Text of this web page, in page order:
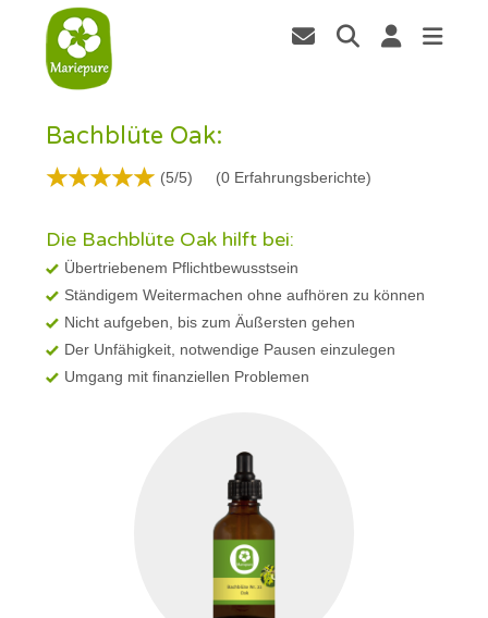
Bachblüte Oak:
(5/5) (0 Erfahrungsberichte)
Die Bachblüte Oak hilft bei:
Übertriebenem Pflichtbewusstsein
Ständigem Weitermachen ohne aufhören zu können
Nicht aufgeben, bis zum Äußersten gehen
Der Unfähigkeit, notwendige Pausen einzulegen
Umgang mit finanziellen Problemen